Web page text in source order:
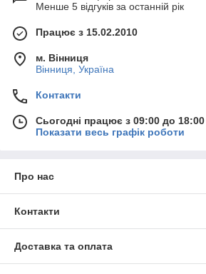
Менше 5 відгуків за останній рік
Працює з 15.02.2010
м. Вінниця
Вінниця, Україна
Контакти
Сьогодні працює з 09:00 до 18:00
Показати весь графік роботи
Про нас
Контакти
Доставка та оплата